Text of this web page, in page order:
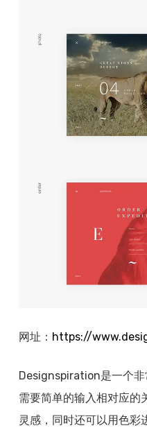
网址： https://www.
Designspiration是一个
需要简单的输入相对应的
灵感，同时还可以用色彩